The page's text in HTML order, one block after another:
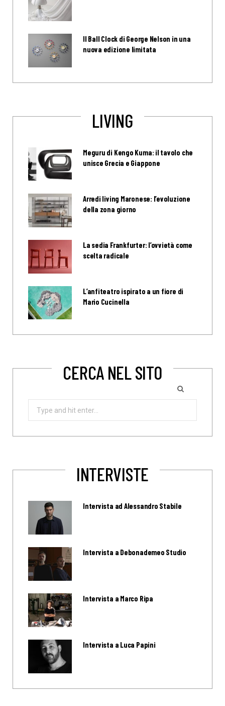
Il Ball Clock di George Nelson in una
nuova edizione limitata
LIVING
Meguru di Kengo Kuma: il tavolo che
unisce Grecia e Giappone
Arredi living Maronese: l’evoluzione
della zona giorno
La sedia Frankfurter: l’ovvietà come
scelta radicale
L’anfiteatro ispirato a un fiore di
Mario Cucinella
CERCA NEL SITO
INTERVISTE
Intervista ad Alessandro Stabile
Intervista a Debonademeo Studio
Intervista a Marco Ripa
Intervista a Luca Papini